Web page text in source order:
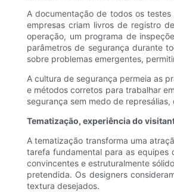
A documentação de todos os
empresas criam livros de registro
operação, um programa de
parâmetros de segurança durante
sobre problemas emergentes,
A cultura de segurança permeia as
e métodos corretos para trabalhar
segurança sem medo de
Tematização, experiência do
A tematização transforma uma
tarefa fundamental para as equipes
convincentes e estruturalmente
pretendida. Os designers
textura desejados.